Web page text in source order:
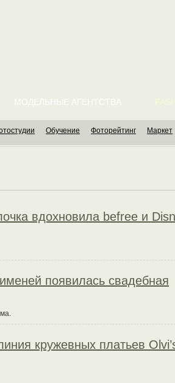
МОДЕЛЬНЫЕ АГЕНТСТВА
Обучение Фоторейтинг Маркет
вдохновила befree и
появилась свадебная
кружевных платьев